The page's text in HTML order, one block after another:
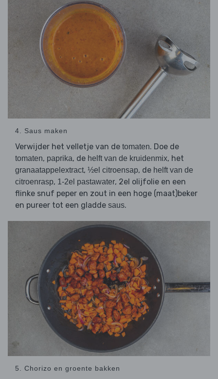
4. Saus maken
Verwijder het velletje van de tomaten. Doe de
tomaten, paprika, de helft van de kruidenmix, het
granaatappelextract, ½el citroensap, de helft van de
citroenrasp, 1-2el pastawater, 2el olijfolie en een
flinke snuf peper en zout in een hoge (maat)beker
en pureer tot een gladde saus.
5. Chorizo en groente bakken